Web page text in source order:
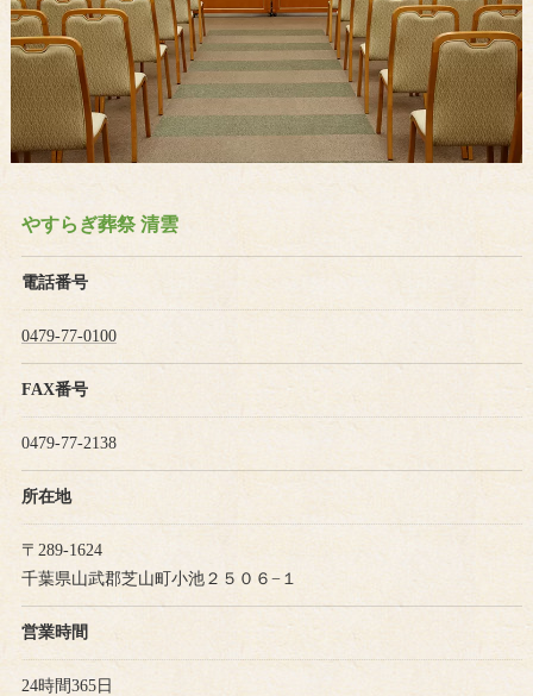
やすらぎ葬祭 清雲
電話番号
0479-77-0100
FAX番号
0479-77-2138
所在地
〒289-1624
千葉県山武郡芝山町小池２５０６−１
営業時間
24時間365日